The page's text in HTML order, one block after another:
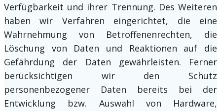
Verfügbarkeit und ihrer Trennung. Des Weiteren
haben wir Verfahren eingerichtet, die eine
Wahrnehmung von Betroffenenrechten, die
Löschung von Daten und Reaktionen auf die
Gefährdung der Daten gewährleisten. Ferner
berücksichtigen wir den Schutz
personenbezogener Daten bereits bei der
Entwicklung bzw. Auswahl von Hardware,